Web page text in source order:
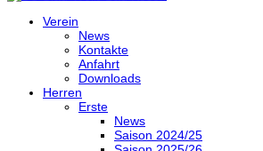
Verein
News
Kontakte
Anfahrt
Downloads
Herren
Erste
News
Saison 2024/25